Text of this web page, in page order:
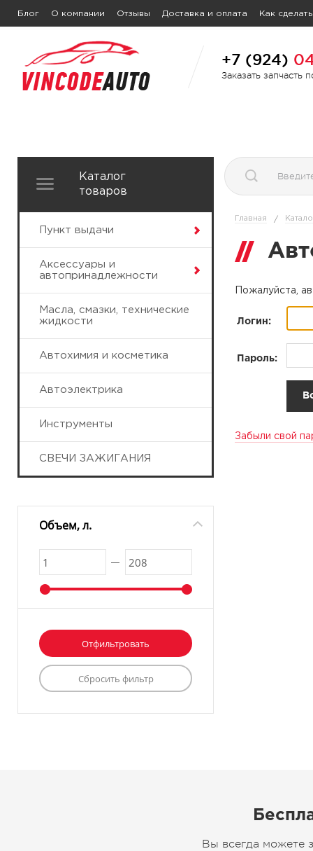
Блог О компании Отзывы Доставка и оплата Как
+7 (924)
Заказать запчасть
Каталог
товаров
Пункт выдачи
Аксессуары и
автопринадлежности
Масла, смазки, технические
жидкости
Автохимия и косметика
Автоэлектрика
Инструменты
СВЕЧИ ЗАЖИГАНИЯ
Объем, л.
Главная /
Пожалуйста,
Логин:
Пароль:
Забыли свой
Вы всегда можете